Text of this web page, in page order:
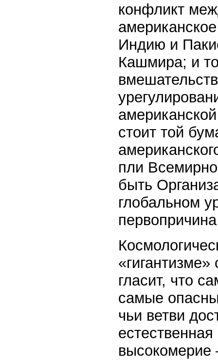
конфликт
Индию и
Кашмира; и
стоит той
пли
быть
глобальном
гласит, что
самые
чьи ветви
высокомерие